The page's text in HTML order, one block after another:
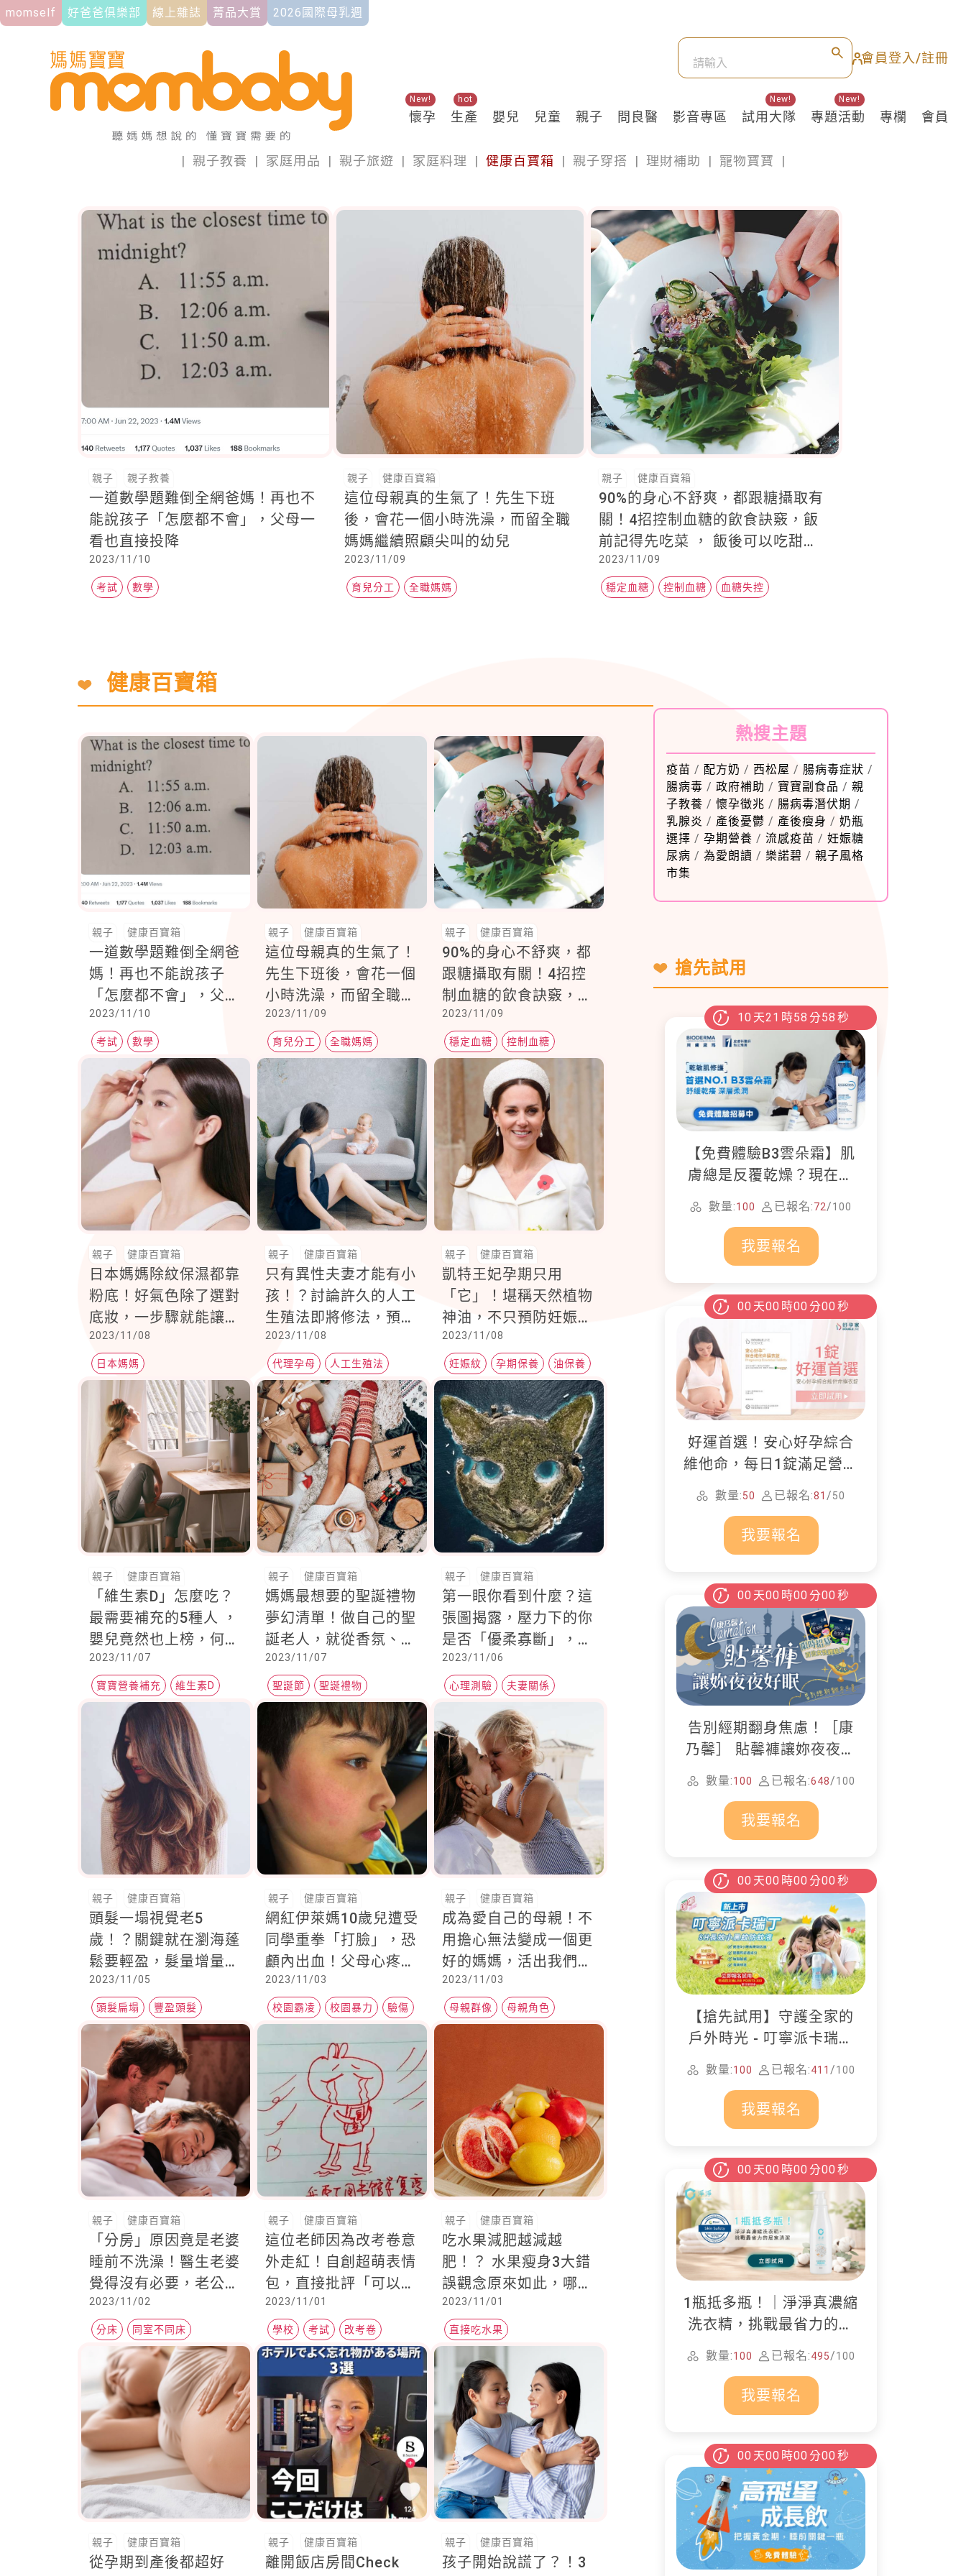
momself 好爸爸俱樂部 線上雜誌 菁品大賞 2026國際母乳週
會員登入/註冊
懷孕
New!
生產
hot
嬰兒 兒童 親子 問良醫 影音專區 試用大隊
New!
專題活動
New!
專欄 會員
親子
| 親子教養 | 家庭用品 | 親子旅遊 | 家庭料理 | 健康百寶箱 | 親子穿搭 | 理財補助 | 寵物寶寶 |
親子 親子教養
一道數學題難倒全網爸媽！再也不
能說孩子「怎麼都不會」，父母一
看也直接投降
2023/11/10
考試 數學
親子 健康百寶箱
這位母親真的生氣了！先生下班
後，會花一個小時洗澡，而留全職
媽媽繼續照顧尖叫的幼兒
2023/11/09
育兒分工 全職媽媽
親子 健康百寶箱
90%的身心不舒爽，都跟糖攝取有
關！4招控制血糖的飲食訣竅，飯
前記得先吃菜 ， 飯後可以吃甜
點，關鍵時間點要筆記
2023/11/09
穩定血糖 控制血糖 血糖失控
健康百寶箱
親子 健康百寶箱
一道數學題難倒全網爸
媽！再也不能說孩子
「怎麼都不會」，父母
一看也直接投降
2023/11/10
考試 數學
親子 健康百寶箱
這位母親真的生氣了！
先生下班後，會花一個
小時洗澡，而留全職媽
媽繼續照顧尖叫的幼兒
2023/11/09
育兒分工 全職媽媽
親子 健康百寶箱
90%的身心不舒爽，都
跟糖攝取有關！4招控
制血糖的飲食訣竅，飯
前記得先吃菜 ， 飯後
可以吃甜點，關鍵時間
點要筆記
2023/11/09
穩定血糖 控制血糖
血糖失控
親子 健康百寶箱
日本媽媽除紋保濕都靠
粉底！好氣色除了選對
底妝，一步驟就能讓臉
超平滑超閃亮
2023/11/08
日本媽媽
親子 健康百寶箱
只有異性夫妻才能有小
孩！？討論許久的人工
生殖法即將修法，預計
4類人將受惠
2023/11/08
代理孕母 人工生殖法
親子 健康百寶箱
凱特王妃孕期只用
「它」！堪稱天然植物
神油，不只預防妊娠
紋，資深油控凱文老師
: 全身都可用的好東西
2023/11/08
妊娠紋 孕期保養 油保養
親子 健康百寶箱
「維生素D」怎麼吃？
最需要補充的5種人 ，
嬰兒竟然也上榜，何時
吃該注意什麼，一次告
訴妳
2023/11/07
寶寶營養補充 維生素D
牙齒生長
親子 健康百寶箱
媽媽最想要的聖誕禮物
夢幻清單！做自己的聖
誕老人，就從香氛、倒
數月曆下手，滿滿儀式
感超幸福
2023/11/07
聖誕節 聖誕禮物
居家香氛
親子 健康百寶箱
第一眼你看到什麼？這
張圖揭露，壓力下的你
是否「優柔寡斷」，或
者面對衝突能否「保持
冷靜」…媽媽應該知道
2023/11/06
心理測驗 夫妻關係
親子關係
親子 健康百寶箱
頭髮一塌視覺老5
歲！？關鍵就在瀏海蓬
鬆要輕盈，髮量增量又
柔順，掌握3技巧就能
辦到
2023/11/05
頭髮扁塌 豐盈頭髮
親子 健康百寶箱
網紅伊萊媽10歲兒遭受
同學重拳「打臉」，恐
顱內出血！父母心疼又
氣憤之餘，該怎麼辦！
2023/11/03
校園霸凌 校園暴力 驗傷
親子 健康百寶箱
成為愛自己的母親！不
用擔心無法變成一個更
好的媽媽，活出我們想
要的樣子，孩子也能淺
移默化成為更好的模
樣！
2023/11/03
母親群像 母親角色
親子 健康百寶箱
「分房」原因竟是老婆
睡前不洗澡！醫生老婆
覺得沒有必要，老公忍
無可忍開始睡沙發，他
問到：我這樣做錯了
嗎？
2023/11/02
分床 同室不同床
親子 健康百寶箱
這位老師因為改考卷意
外走紅！自創超萌表情
包，直接批評「可以拿
出水準嗎？」家長看後
豎起大拇指
2023/11/01
學校 考試 改考卷
親子 健康百寶箱
吃水果減肥越減越
肥！？ 水果瘦身3大錯
誤觀念原來如此，哪些
水果要避開？這時間吃
最好
2023/11/01
直接吃水果
親子 健康百寶箱
從孕期到產後都超好
親子 健康百寶箱
離開飯店房間Check
親子 健康百寶箱
孩子開始說謊了？！3
熱搜主題
疫苗 / 配方奶 / 西松屋 / 腸病毒症狀 /
腸病毒 / 政府補助 / 寶寶副食品 / 親
子教養 / 懷孕徵兆 / 腸病毒潛伏期 /
乳腺炎 / 產後憂鬱 / 產後瘦身 / 奶瓶
選擇 / 孕期營養 / 流感疫苗 / 妊娠糖
尿病 / 為愛朗讀 / 樂諾碧 / 親子風格
市集
搶先試用
10 天21 時58 分57 秒
【免費體驗B3雲朵霜】肌
膚總是反覆乾燥？現在就
加入貝膚黛瑪修護體驗計
畫！
數量:100 已報名:72/100
我要報名
00 天00 時00 分00 秒
好運首選！安心好孕綜合
維他命，每日1錠滿足營養
所需
數量:50 已報名:81 /50
我要報名
00 天00 時00 分00 秒
告別經期翻身焦慮！［康
乃馨］ 貼馨褲讓妳夜夜好
數量:100 已報名:648/100
我要報名
00 天00 時00 分00 秒
【搶先試用】守護全家的
戶外時光 - 叮寧派卡瑞丁
防蚊液
數量:100 已報名:411 /100
我要報名
00 天00 時00 分00 秒
1瓶抵多瓶！｜淨淨真濃縮
洗衣精，挑戰最省力的居
家清潔
數量:100 已報名:495/100
我要報名
00 天00 時00 分00 秒